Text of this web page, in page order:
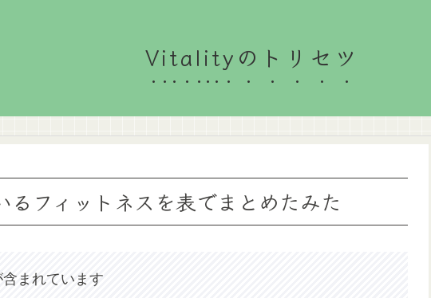
Vitalityのトリセツ
るフィットネスを表でまとめたみた
まれています